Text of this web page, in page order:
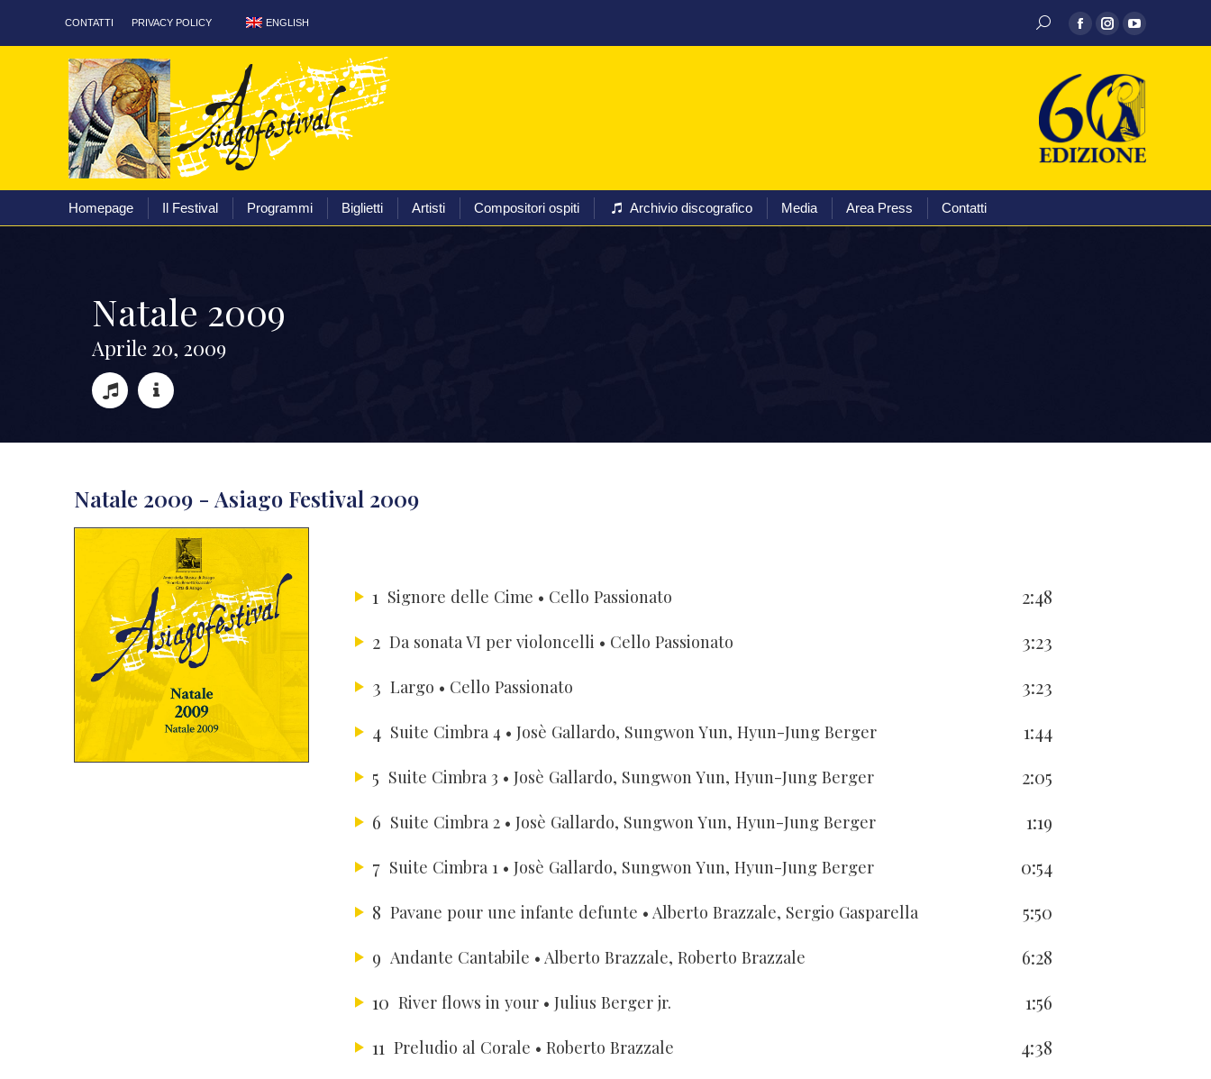
CONTATTI PRIVACY POLICY ENGLISH
Homepage Il Festival Programmi Biglietti Artisti Compositori ospiti Archivio discografico Media Area Press Contatti
Natale 2009
Aprile 20, 2009
Natale 2009 - Asiago Festival 2009
1 Signore delle Cime • Cello Passionato
2:48
2 Da sonata VI per violoncelli • Cello Passionato
3:23
3 Largo • Cello Passionato
3:23
4 Suite Cimbra 4 • Josè Gallardo, Sungwon Yun, Hyun-Jung Berger
1:44
5 Suite Cimbra 3 • Josè Gallardo, Sungwon Yun, Hyun-Jung Berger
2:05
6 Suite Cimbra 2 • Josè Gallardo, Sungwon Yun, Hyun-Jung Berger
1:19
7 Suite Cimbra 1 • Josè Gallardo, Sungwon Yun, Hyun-Jung Berger
0:54
8 Pavane pour une infante defunte • Alberto Brazzale, Sergio Gasparella
5:50
9 Andante Cantabile • Alberto Brazzale, Roberto Brazzale
6:28
10 River flows in your • Julius Berger jr.
1:56
11 Preludio al Corale • Roberto Brazzale
4:38
Homepage Area Press Contatti